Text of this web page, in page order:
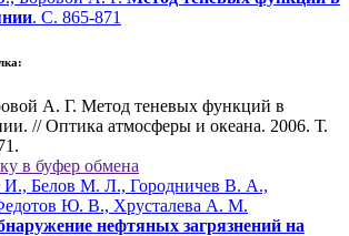
. С. 865-871
А. Г. Метод теневых функций в
// Оптика атмосферы и океана. 2006. Т.
в буфер обмена
И., Белов М. Л., Городничев В. А.,
Ю. В., Хрусталева А. М.
нефтяных загрязнений на